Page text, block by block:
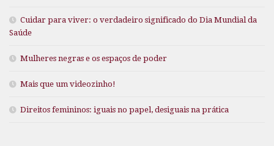
Cuidar para viver: o verdadeiro significado do Dia Mundial da
Saúde
Mulheres negras e os espaços de poder
Mais que um videozinho!
Direitos femininos: iguais no papel, desiguais na prática